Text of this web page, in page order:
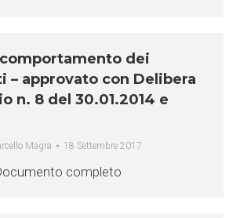
dei
– approvato con Delibera
n. 8 del 30.01.2014 e
Magra 18 Settembre 2017
completo